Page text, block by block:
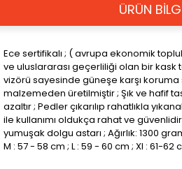
ÜRÜN
Ece sertifikalı ; ( avrupa ekonomik
ve uluslararası geçerliliği olan bir kask
vizörü sayesinde güneşe karşı
malzemeden üretilmiştir ; Şık ve hafif
azaltır ; Pedler çıkarılıp rahatlıkla
ile kullanımı oldukça rahat ve
yumuşak dolgu astarı ; Ağırlık: 1300
M : 57 - 58 cm ; L : 59 - 60 cm ; Xl : 61-62